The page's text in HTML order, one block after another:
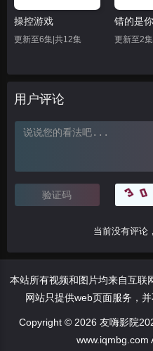
操控游戏
更新至6集|共12集
错的是你
更新至2集
用户评论
当前没有评论
本站所有视频和图片均来自互联
网站只提供web页面服务，
Copyright © 2026 友嗨影院
www.iqmbg.com